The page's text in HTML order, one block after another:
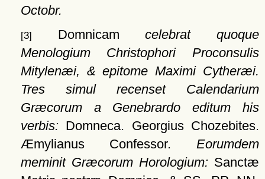
Octobr.
[3] Domnicamcelebrat quoque
Menologium Christophori Proconsulis
Mitylenæi, & epitome Maximi Cytheræi.
Tres simul recenset Calendarium
Græcorum a Genebrardo editum his
verbis:Domneca. Georgius Chozebites.
Æmylianus Confessor. Eorumdem
meminit Græcorum Horologium:Sanctæ